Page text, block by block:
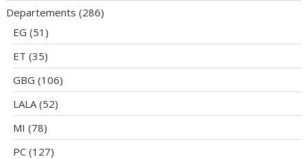
Departements (286)
EG (51)
ET (35)
GBG (106)
LALA(52)
MI (78)
PC (127)